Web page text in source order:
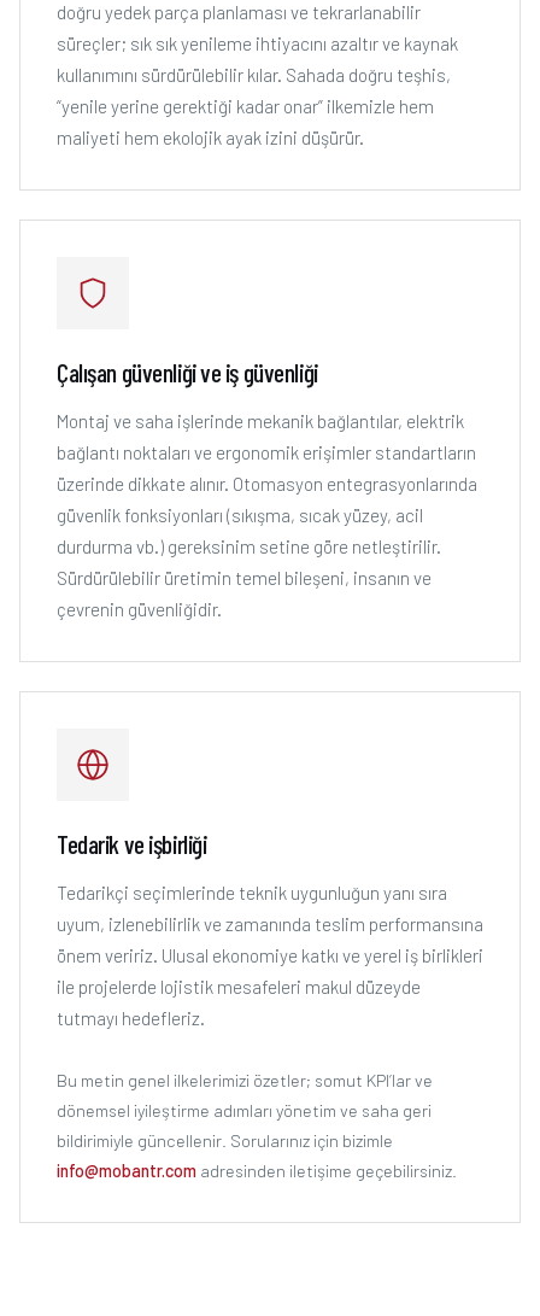
doğru yedek parça planlaması ve tekrarlanabilir
süreçler; sık sık yenileme ihtiyacını azaltır ve kaynak
kullanımını sürdürülebilir kılar. Sahada doğru teşhis,
“yenile yerine gerektiği kadar onar” ilkemizle hem
maliyeti hem ekolojik ayak izini düşürür.
Çalışan güvenliği ve iş güvenliği
Montaj ve saha işlerinde mekanik bağlantılar, elektrik
bağlantı noktaları ve ergonomik erişimler standartların
üzerinde dikkate alınır. Otomasyon entegrasyonlarında
güvenlik fonksiyonları (sıkışma, sıcak yüzey, acil
durdurma vb.) gereksinim setine göre netleştirilir.
Sürdürülebilir üretimin temel bileşeni, insanın ve
çevrenin güvenliğidir.
Tedarik ve işbirliği
Tedarikçi seçimlerinde teknik uygunluğun yanı sıra
uyum, izlenebilirlik ve zamanında teslim performansına
önem veririz. Ulusal ekonomiye katkı ve yerel iş birlikleri
ile projelerde lojistik mesafeleri makul düzeyde
tutmayı hedefleriz.
Bu metin genel ilkelerimizi özetler; somut KPI’lar ve
dönemsel iyileştirme adımları yönetim ve saha geri
bildirimiyle güncellenir. Sorularınız için bizimle
info@mobantr.com adresinden iletişime geçebilirsiniz.